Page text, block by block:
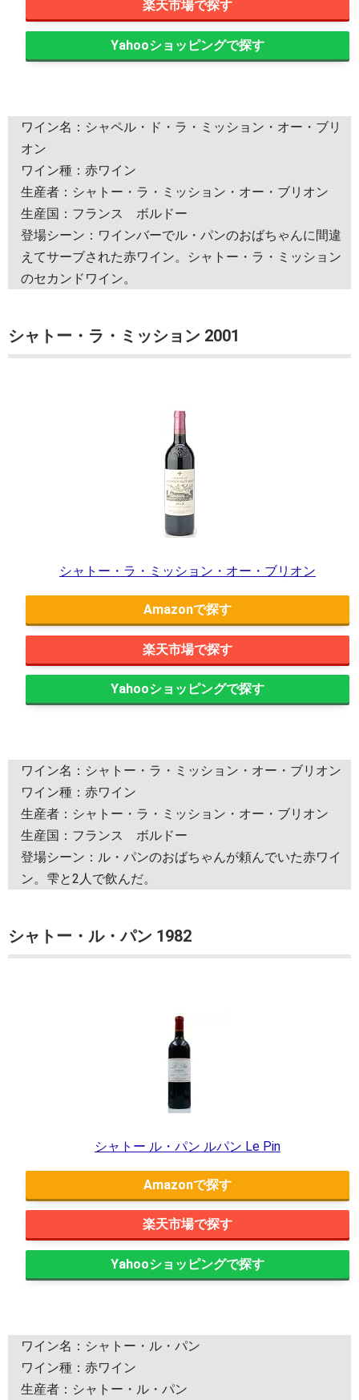
楽天市場
Yahooショッピング
ワイン名：シャペル・ド・ラ・ミッション・オー・ブリ
オン
ワイン種：赤ワイン
生産者：シャトー・ラ・ミッション・オー・ブリオン
生産国：フランス ボルドー
登場シーン：ワインバーでル・パンのおばちゃんに間違
えてサーブされた赤ワイン。シャトー・ラ・ミッション
のセカンドワイン。
シャトー・ラ・ミッション 2001
シャトー・ラ・ミッション・オー・ブリオン
Amazon
楽天市場
Yahooショッピング
ワイン名：シャトー・ラ・ミッション・オー・ブリオン
ワイン種：赤ワイン
生産者：シャトー・ラ・ミッション・オー・ブリオン
生産国：フランス ボルドー
登場シーン：ル・パンのおばちゃんが頼んでいた赤ワイ
ン。雫と2人で飲んだ。
シャトー・ル・パン 1982
シャトー ル・パン ルパン Le Pin
Amazon
楽天市場
Yahooショッピング
ワイン名：シャトー・ル・パン
ワイン種：赤ワイン
生産者：シャトー・ル・パン